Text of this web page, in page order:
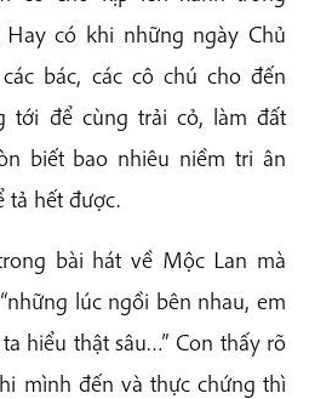
có khi những ngày Chủ
bác, các cô chú cho đến
tới để cùng trải cỏ, làm đất
biết bao nhiêu niềm tri ân
tả hết được.
bài hát về Mộc Lan mà
lúc ngồi bên nhau, em
hiểu thật sâu…” Con thấy rõ
mình đến và thực chứng thì